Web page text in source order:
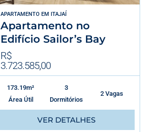
APARTAMENTO EM ITAJAÍ
Apartamento no
Edifício Sailor’s Bay
R$
3.723.585,00
173.19m²
Área Útil
3
Dormitórios
2 Vagas
VER DETALHES